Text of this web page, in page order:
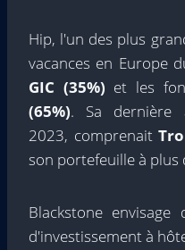
Hip, l'un des plus
vacances en Europe
GIC (35%) et les
(65%). Sa dernière
2023, comprenait
son portefeuille à plus
Blackstone
d'investissement à